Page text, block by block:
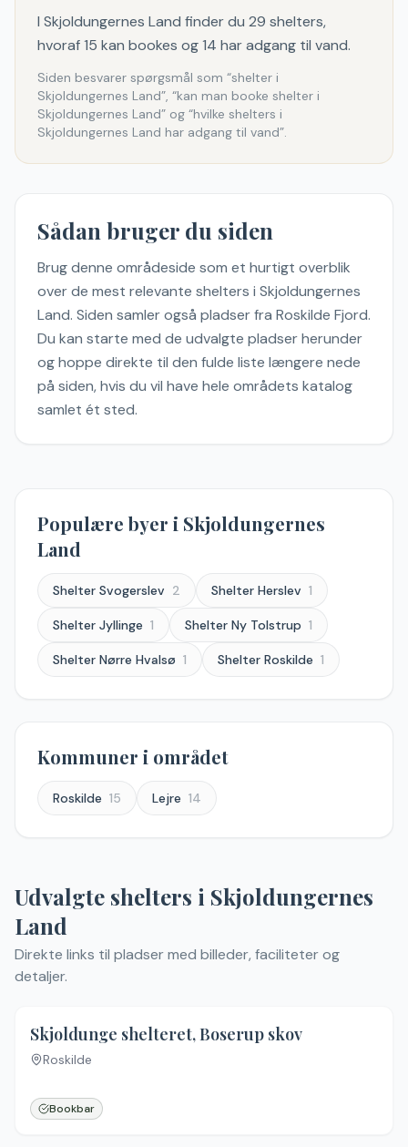
I Skjoldungernes Land finder du 29 shelters,
hvoraf 15 kan bookes og 14 har adgang til vand.
Siden besvarer spørgsmål som “shelter i
Skjoldungernes Land”, “kan man booke shelter i
Skjoldungernes Land” og “hvilke shelters i
Skjoldungernes Land har adgang til vand”.
Sådan bruger du siden
Brug denne områdeside som et hurtigt overblik
over de mest relevante shelters i Skjoldungernes
Land. Siden samler også pladser fra Roskilde Fjord.
Du kan starte med de udvalgte pladser herunder
og hoppe direkte til den fulde liste længere nede
på siden, hvis du vil have hele områdets katalog
samlet ét sted.
Populære byer i Skjoldungernes
Land
Shelter Svogerslev 2 Shelter Herslev 1
Shelter Jyllinge 1 Shelter Ny Tolstrup 1
Shelter Nørre Hvalsø 1 Shelter Roskilde 1
Kommuner i området
Roskilde 15 Lejre 14
Udvalgte shelters i Skjoldungernes
Land
Direkte links til pladser med billeder, faciliteter og
detaljer.
Skjoldunge shelteret, Boserup skov
Roskilde
Bookbar